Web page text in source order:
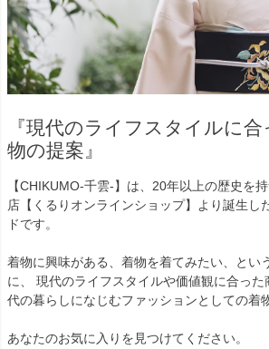
『現代のライフスタイルに
物の提案』
【CHIKUMO-千雲-】は、20年以上の歴史を
店【くるりオンラインショップ】より誕生し
ドです。
着物に興味がある、着物を着てみたい、とい
に、 現代のライフスタイルや価値観に合った
代の暮らしになじむファッションとしての着
あなたのお気に入りを見つけてください。